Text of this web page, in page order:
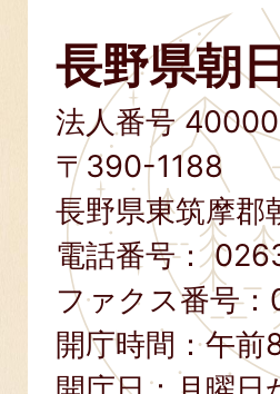
長野県朝
法人番号
〒390-1188
長野県東筑摩郡
電話番号：
ファクス番号：
開庁時間：午